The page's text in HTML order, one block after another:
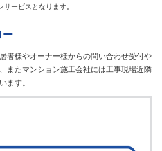
ービスとなります。
ー
者様やオーナー様からの問い合わせ受付や
またマンション施工会社には工事現場近隣
ます。